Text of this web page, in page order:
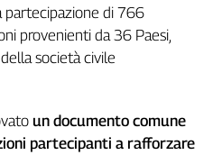
partecipazione di 766
provenienti da 36 Paesi,
società civile
un documento comune
partecipanti a rafforzare